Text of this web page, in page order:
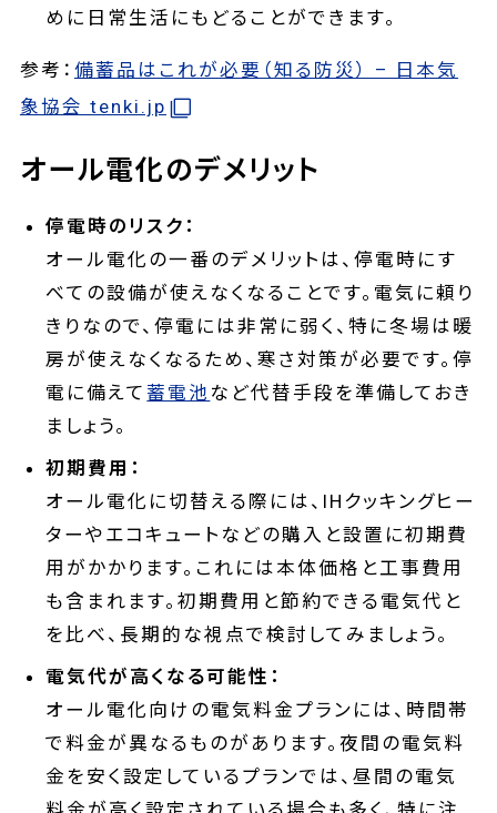
めに日常生活にもどることができます。
参考： 備蓄品はこれが必要（知る防災） – 日本気
象協会 tenki.jp
オール電化のデメリット
停電時のリスク：
オール電化の一番のデメリットは、停電時にす
べての設備が使えなくなることです。電気に頼り
きりなので、停電には非常に弱く、特に冬場は暖
房が使えなくなるため、寒さ対策が必要です。停
電に備えて 蓄電池 など代替手段を準備しておき
ましょう。
初期費用：
オール電化に切替える際には、IHクッキングヒー
ターやエコキュートなどの購入と設置に初期費
用がかかります。これには本体価格と工事費用
も含まれます。初期費用と節約できる電気代と
を比べ、長期的な視点で検討してみましょう。
電気代が高くなる可能性：
オール電化向けの電気料金プランには、時間帯
で料金が異なるものがあります。夜間の電気料
金を安く設定しているプランでは、昼間の電気